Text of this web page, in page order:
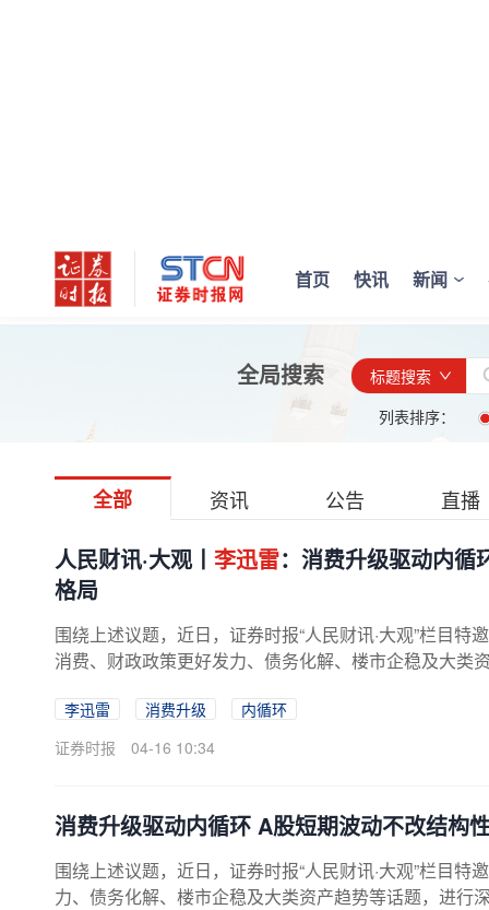
首页 快讯 新闻
全局搜索
标题搜索
列表排序：
全部 资讯 公告 直播
人民财讯·大观丨 李迅雷：消费升级驱动内循
格局
围绕上述议题，近日，证券时报“人民财讯·大观”栏目特
消费、财政政策更好发力、债务化解、楼市企稳及大类
李迅雷 消费升级
内循环
证券时报
04-16 10:34
消费升级驱动内循环 A股短期波动不改结
围绕上述议题，近日，证券时报“人民财讯·大观”栏目特
力、债务化解、楼市企稳及大类资产趋势等话题，进行